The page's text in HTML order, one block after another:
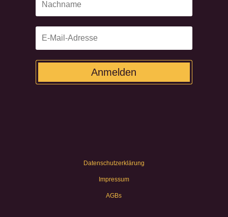
Anmelden
Datenschutzerklärung
Impressum
AGBs